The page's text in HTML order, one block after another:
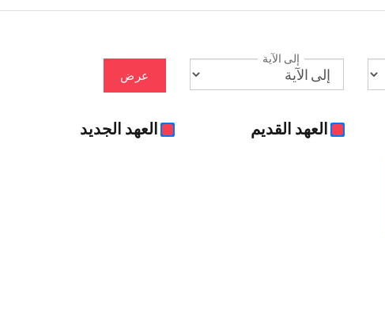
إلى الآية
عرض
العهد القديم العهد الجديد